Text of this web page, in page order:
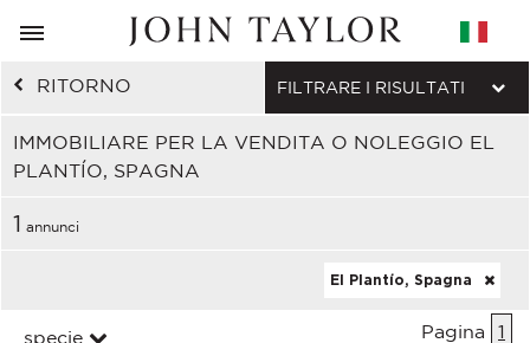
RITORNO
IMMOBILIARE PER LA VENDITA O NOLEGGIO EL
PLANTÍO, SPAGNA
FILTRARE I RISULTATI
1 annunci
El Plantío, Spagna
specie Pagina 1